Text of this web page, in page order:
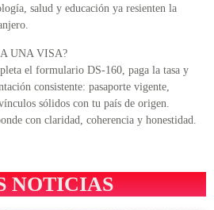
salud y educación ya resienten la
UNA VISA?
el formulario DS-160, paga la tasa y
consistente: pasaporte vigente,
sólidos con tu país de origen.
con claridad, coherencia y honestidad.
NOTICIAS